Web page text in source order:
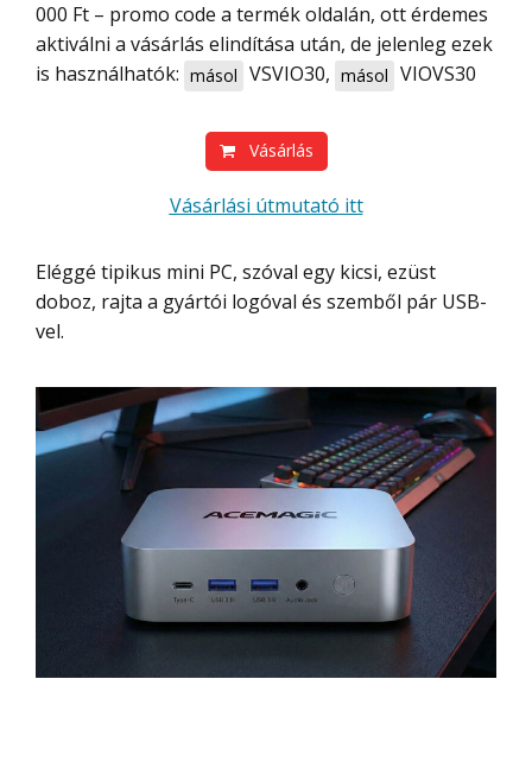
000 Ft – promo code a termék oldalán, ott érdemes
aktiválni a vásárlás elindítása után, de jelenleg ezek
is használhatók: másol VSVIO30, másol VIOVS30
Vásárlás
Vásárlási útmutató itt
Eléggé tipikus mini PC, szóval egy kicsi, ezüst
doboz, rajta a gyártói logóval és szemből pár USB-
vel.